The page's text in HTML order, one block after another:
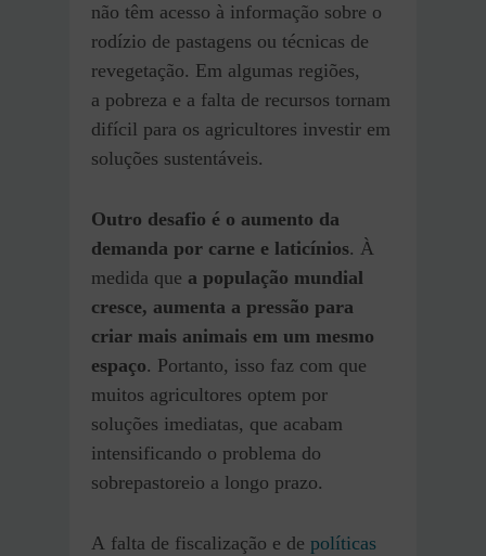
não têm acesso à informação sobre o
rodízio de pastagens ou técnicas de
revegetação. Em algumas regiões,
a pobreza e a falta de recursos tornam
difícil para os agricultores investir em
soluções sustentáveis.
Outro desafio é o aumento da
demanda por carne e laticínios. À
medida que a população mundial
cresce, aumenta a pressão para
criar mais animais em um mesmo
espaço. Portanto, isso faz com que
muitos agricultores optem por
soluções imediatas, que acabam
intensificando o problema do
sobrepastoreio a longo prazo.
A falta de fiscalização e de políticas